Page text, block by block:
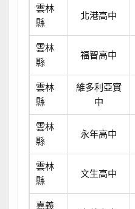
雲林
縣
北港高中
雲林
縣
福智高中
雲林
縣
維多利亞實
中
雲林
縣
永年高中
雲林
縣
文生高中
嘉義